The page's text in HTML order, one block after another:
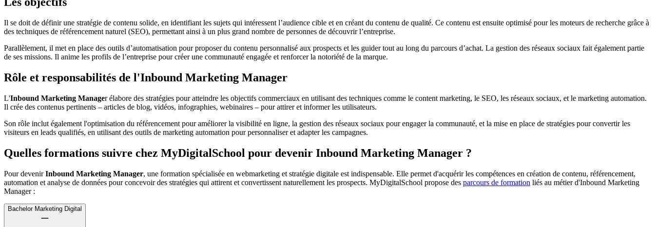
Il se doit de définir une stratégie de contenu solide, en identifiant les sujets qui intéressent l’audience cible et en créant du contenu de qualité. Ce contenu est ensuite optimisé pour les moteurs de recherche grâce à
des techniques de référencement naturel (SEO), permettant ainsi à un plus grand nombre de personnes de découvrir l’entreprise.
Parallèlement, il met en place des outils d’automatisation pour proposer du contenu personnalisé aux prospects et les guider tout au long du parcours d’achat. La gestion des réseaux sociaux fait également partie
de ses missions. Il anime les profils de l’entreprise pour créer une communauté engagée et renforcer la notoriété de la marque.
Rôle et responsabilités de l'Inbound Marketing Manager
L'Inbound Marketing Manager élabore des stratégies pour atteindre les objectifs commerciaux en utilisant des techniques comme le content marketing, le SEO, les réseaux sociaux, et le marketing automation.
Il crée des contenus pertinents – articles de blog, vidéos, infographies, webinaires – pour attirer et informer les utilisateurs.
Son rôle inclut également l'optimisation du référencement pour améliorer la visibilité en ligne, la gestion des réseaux sociaux pour engager la communauté, et la mise en place de stratégies pour convertir les
visiteurs en leads qualifiés, en utilisant des outils de marketing automation pour personnaliser et adapter les campagnes.
Quelles formations suivre chez MyDigitalSchool pour devenir Inbound Marketing Manager ?
Pour devenirInbound Marketing Manager, une formation spécialisée en webmarketing et stratégie digitale est indispensable. Elle permet d'acquérir les compétences en création de contenu, référencement,
automation et analyse de données pour concevoir des stratégies qui attirent et convertissent naturellement les prospects. MyDigitalSchool propose des parcours de formation liés au métier d'Inbound Marketing
Manager :
Bachelor Marketing Digital